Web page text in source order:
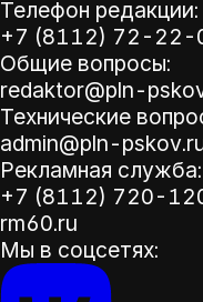
Телефон редакции:
+7 (8112) 72-22-
Общие вопросы:
redaktor@pln-
Технические
admin@pln-
Рекламная служба:
+7 (8112) 720-
rm60.ru
Мы в соцсетях: